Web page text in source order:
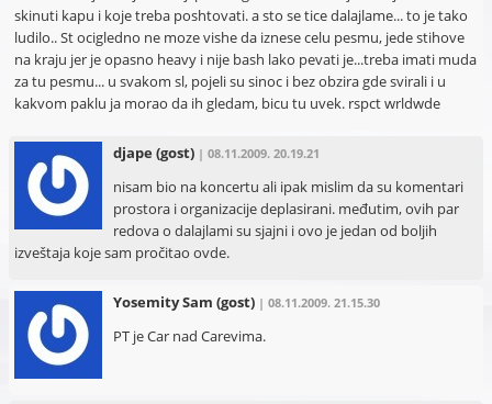
skinuti kapu i koje treba poshtovati. a sto se tice dalajlame... to je tako
ludilo.. St ocigledno ne moze vishe da iznese celu pesmu, jede stihove
na kraju jer je opasno heavy i nije bash lako pevati je...treba imati muda
za tu pesmu... u svakom sl, pojeli su sinoc i bez obzira gde svirali i u
kakvom paklu ja morao da ih gledam, bicu tu uvek. rspct wrldwde
djape (gost) | 08.11.2009. 20.19.21
nisam bio na koncertu ali ipak mislim da su komentari
prostora i organizacije deplasirani. međutim, ovih par
redova o dalajlami su sjajni i ovo je jedan od boljih
izveštaja koje sam pročitao ovde.
Yosemity Sam (gost) | 08.11.2009. 21.15.30
PT je Car nad Carevima.